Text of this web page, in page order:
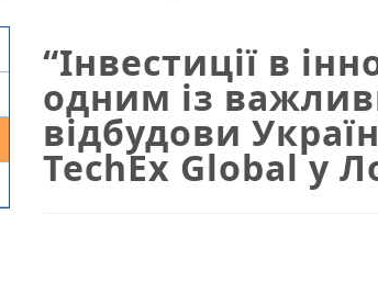
“Інвестиції в
одним із
відбудови
TechEx Global у